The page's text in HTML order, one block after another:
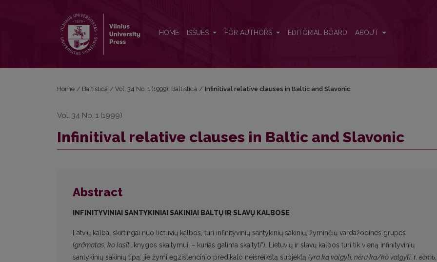
HOME ISSUES FOR AUTHORS EDITORIAL BOARD ABOUT
Home / Baltistica / Vol. 34 No. 1 (1999): Baltistica / Infinitival relative clauses in Baltic and Slavonic
Vol. 34 No. 1 (1999)
Infinitival relative clauses in Baltic and Slavonic
Abstract
INFINITYVINIAI SANTYKINIAI SAKINIAI BALTŲ IR SLAVŲ KALBOSE
Latvių kalba, skirtingai nuo lietuvių kalbos, turi infinityvinių santykinių sakinių, žyminčių vardažodines grupes
(grāmatas, kolasīt „knygos skaitymui, ~ kurias galima skaityti“). Lietuvių ir slavų kalbos turi tik vieną infinityvinių
santykinių sakinių tipą: jie žymi egzistencinio predikato neišreikštą subjektą (yra ką valgyti, nėra ką/ko valgyti; r. ecmь,